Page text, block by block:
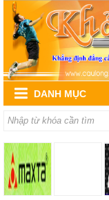
DANH MỤC